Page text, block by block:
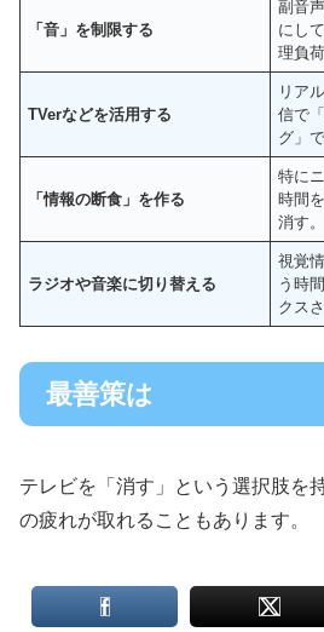
「音」を制限する
副音
にし
理負
TVerなどを活用する
リア
信で
グ」
「情報の断食」を作る
特に
時間
消す。
ラジオや音楽に切り替える
視覚
う時
クス
最善策は
テレビを「消す」という選択肢を
の疲れが取れることもあります。